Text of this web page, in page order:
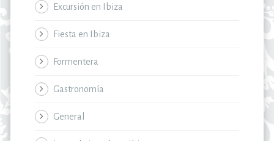
Excursión en Ibiza
Fiesta en Ibiza
Formentera
Gastronomía
General